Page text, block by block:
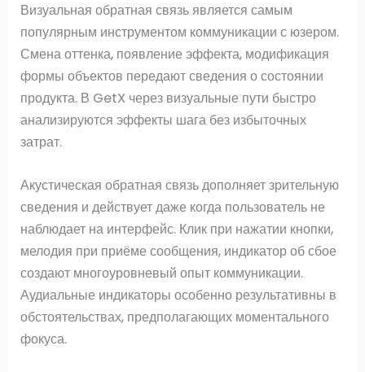
Визуальная обратная связь является самым
популярным инструментом коммуникации с юзером.
Смена оттенка, появление эффекта, модификация
формы объектов передают сведения о состоянии
продукта. В GetX через визуальные пути быстро
анализируются эффекты шага без избыточных
затрат.
Акустическая обратная связь дополняет зрительную
сведения и действует даже когда пользователь не
наблюдает на интерфейс. Клик при нажатии кнопки,
мелодия при приёме сообщения, индикатор об сбое
создают многоуровневый опыт коммуникации.
Аудиальные индикаторы особенно результативны в
обстоятельствах, предполагающих моментального
фокуса.